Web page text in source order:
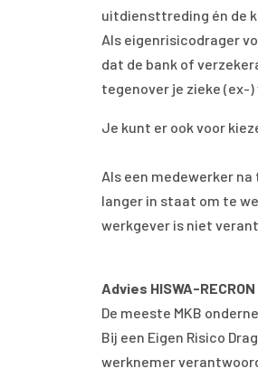
uitdiensttreding én de
Als eigenrisicodrager
dat de bank of
tegenover je zieke (ex-
Je kunt er ook voor
Als een medewerker
langer in staat om te
werkgever is niet
Advies HISWA-RECRON
De meeste MKB
Bij een Eigen Risico
werknemer